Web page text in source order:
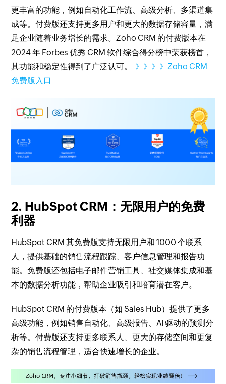
更丰富的功能，例如自动化工作流、高级分析、多渠道集
成等。付费版还支持更多用户和更大的数据存储容量，满
足企业随着业务增长的需求。Zoho CRM 的付费版本在
2024 年 Forbes 优秀 CRM 软件综合得分榜中荣获榜首，
其功能和稳定性得到了广泛认可。 》》》》Zoho CRM
免费版入口
2. HubSpot CRM：无限用户的免费
利器
HubSpot CRM 其免费版支持无限用户和 1000 个联系
人，提供基础的销售流程跟踪、客户信息管理和报告功
能。免费版还包括电子邮件营销工具、社交媒体集成和基
本的数据分析功能，帮助企业吸引和培育潜在客户。
HubSpot CRM 的付费版本（如 Sales Hub）提供了更多
高级功能，例如销售自动化、高级报告、AI 驱动的预测分
析等。付费版还支持更多联系人、更大的存储空间和更复
杂的销售流程管理，适合快速增长的企业。